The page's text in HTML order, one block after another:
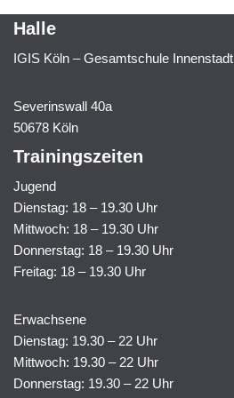
Halle
IGIS Köln – Gesamtschule Innenstadt
Severinswall 40a
50678 Köln
Trainingszeiten
Jugend
Dienstag: 18 – 19.30 Uhr
Mittwoch: 18 – 19.30 Uhr
Donnerstag: 18 – 19.30 Uhr
Freitag: 18 – 19.30 Uhr
Erwachsene
Dienstag: 19.30 – 22 Uhr
Mittwoch: 19.30 – 22 Uhr
Donnerstag: 19.30 – 22 Uhr